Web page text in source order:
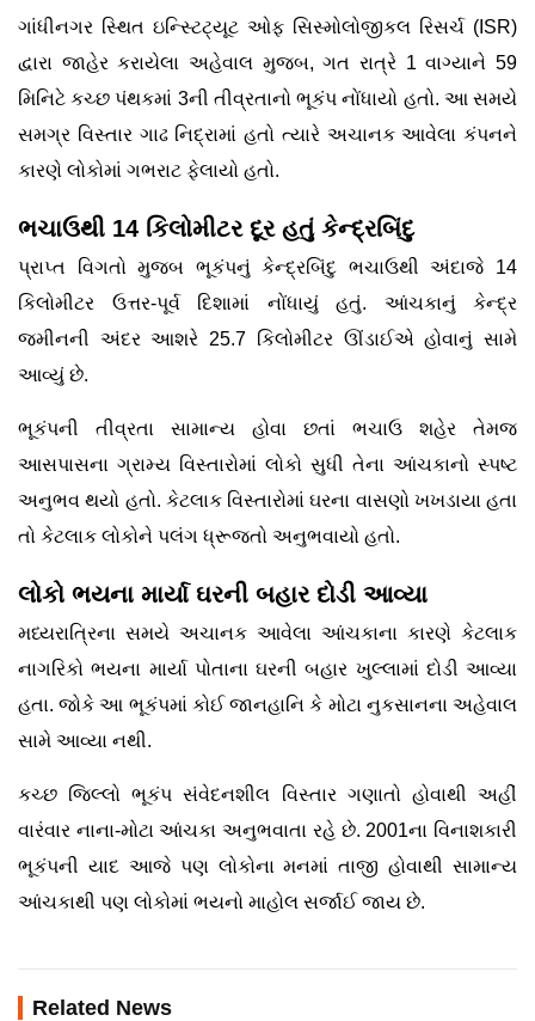
ગાંધીનગર સ્થિત ઇન્સ્ટિટ્યૂટ ઓફ સિસ્મોલોજીકલ રિસર્ચ (ISR)
દ્વારા જાહેર કરાયેલા અહેવાલ મુજબ, ગત રાત્રે 1 વાગ્યાને 59
મિનિટે કચ્છ પંથકમાં 3ની તીવ્રતાનો ભૂકંપ નોંધાયો હતો. આ સમયે
સમગ્ર વિસ્તાર ગાઢ નિદ્રામાં હતો ત્યારે અચાનક આવેલા કંપનને
કારણે લોકોમાં ગભરાટ ફેલાયો હતો.
ભચાઉથી 14 કિલોમીટર દૂર હતું કેન્દ્રબિંદુ
પ્રાપ્ત વિગતો મુજબ ભૂકંપનું કેન્દ્રબિંદુ ભચાઉથી અંદાજે 14
કિલોમીટર ઉત્તર-પૂર્વ દિશામાં નોંધાયું હતું. આંચકાનું કેન્દ્ર
જમીનની અંદર આશરે 25.7 કિલોમીટર ઊંડાઈએ હોવાનું સામે
આવ્યું છે.
ભૂકંપની તીવ્રતા સામાન્ય હોવા છતાં ભચાઉ શહેર તેમજ
આસપાસના ગ્રામ્ય વિસ્તારોમાં લોકો સુધી તેના આંચકાનો સ્પષ્ટ
અનુભવ થયો હતો. કેટલાક વિસ્તારોમાં ઘરના વાસણો ખખડાયા હતા
તો કેટલાક લોકોને પલંગ ધ્રૂજતો અનુભવાયો હતો.
લોકો ભયના માર્યા ઘરની બહાર દોડી આવ્યા
મધ્યરાત્રિના સમયે અચાનક આવેલા આંચકાના કારણે કેટલાક
નાગરિકો ભયના માર્યા પોતાના ઘરની બહાર ખુલ્લામાં દોડી આવ્યા
હતા. જોકે આ ભૂકંપમાં કોઈ જાનહાનિ કે મોટા નુકસાનના અહેવાલ
સામે આવ્યા નથી.
કચ્છ જિલ્લો ભૂકંપ સંવેદનશીલ વિસ્તાર ગણાતો હોવાથી અહીં
વારંવાર નાના-મોટા આંચકા અનુભવાતા રહે છે. 2001ના વિનાશકારી
ભૂકંપની યાદ આજે પણ લોકોના મનમાં તાજી હોવાથી સામાન્ય
આંચકાથી પણ લોકોમાં ભયનો માહોલ સર્જાઈ જાય છે.
Related News